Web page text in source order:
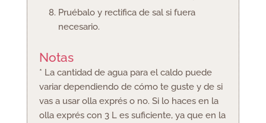
Pruébalo y rectifica de sal si fuera
necesario.
Notas
* La cantidad de agua para el caldo puede
variar dependiendo de cómo te guste y de si
vas a usar olla exprés o no. Si lo haces en la
olla exprés con 3 L es suficiente, ya que en la